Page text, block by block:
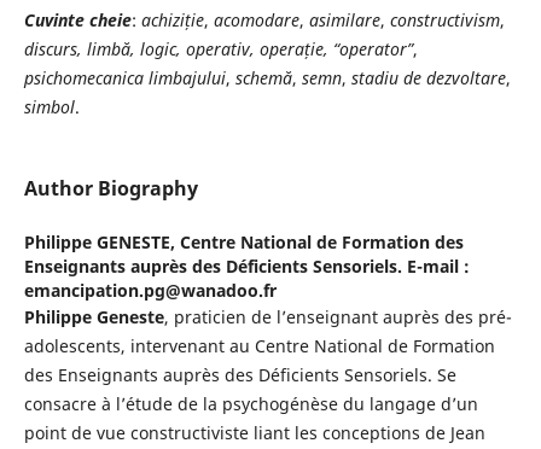
Cuvinte cheie: achiziție, acomodare, asimilare, constructivism,
discurs, limbă, logic, operativ, operație, “operator”,
psichomecanica limbajului, schemă, semn, stadiu de dezvoltare,
simbol.
Author Biography
Philippe GENESTE, Centre National de Formation des
Enseignants auprès des Déficients Sensoriels. E-mail :
emancipation.pg@wanadoo.fr
Philippe Geneste, praticien de l’enseignant auprès des pré-
adolescents, intervenant au Centre National de Formation
des Enseignants auprès des Déficients Sensoriels. Se
consacre à l’étude de la psychogénèse du langage d’un
point de vue constructiviste liant les conceptions de Jean